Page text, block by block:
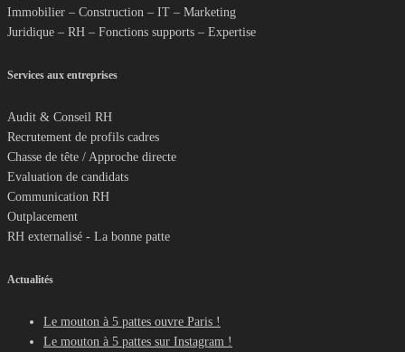
Immobilier – Construction – IT – Marketing
Juridique – RH – Fonctions supports – Expertise
Services aux entreprises
Audit & Conseil RH
Recrutement de profils cadres
Chasse de tête / Approche directe
Evaluation de candidats
Communication RH
Outplacement
RH externalisé - La bonne patte
Actualités
Le mouton à 5 pattes ouvre Paris !
Le mouton à 5 pattes sur Instagram !